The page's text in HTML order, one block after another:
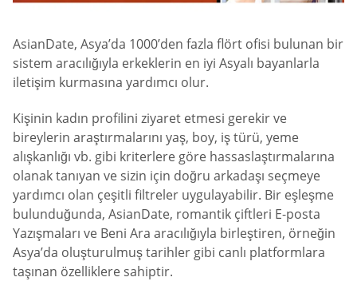
AsianDate, Asya’da 1000’den fazla flört ofisi bulunan bir
sistem aracılığıyla erkeklerin en iyi Asyalı bayanlarla
iletişim kurmasına yardımcı olur.
Kişinin kadın profilini ziyaret etmesi gerekir ve
bireylerin araştırmalarını yaş, boy, iş türü, yeme
alışkanlığı vb. gibi kriterlere göre hassaslaştırmalarına
olanak tanıyan ve sizin için doğru arkadaşı seçmeye
yardımcı olan çeşitli filtreler uygulayabilir. Bir eşleşme
bulunduğunda, AsianDate, romantik çiftleri E-posta
Yazışmaları ve Beni Ara aracılığıyla birleştiren, örneğin
Asya’da oluşturulmuş tarihler gibi canlı platformlara
taşınan özelliklere sahiptir.